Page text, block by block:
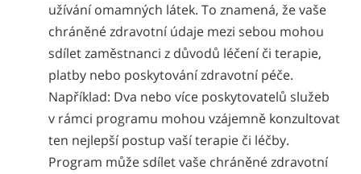
užívání omamných látek. To znamená, že vaše
chráněné zdravotní údaje mezi sebou mohou
sdílet zaměstnanci z důvodů léčení či terapie,
platby nebo poskytování zdravotní péče.
Například: Dva nebo více poskytovatelů služeb
v rámci programu mohou vzájemně konzultovat
ten nejlepší postup vaší terapie či léčby.
Program může sdílet vaše chráněné zdravotní